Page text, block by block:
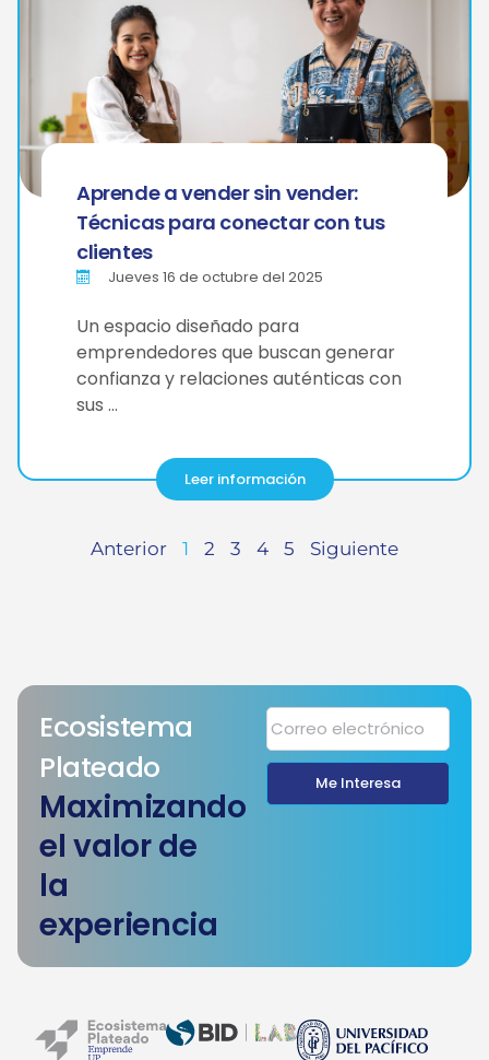
Aprende a vender sin vender:
Técnicas para conectar con tus
clientes
Jueves 16 de octubre del 2025
Un espacio diseñado para
emprendedores que buscan generar
confianza y relaciones auténticas con
sus …
Leer información
Anterior 1 2 3 4 5 Siguiente
Ecosistema
Plateado
Maximizando
el valor de
la
experiencia
Me Interesa